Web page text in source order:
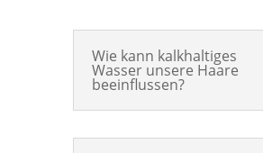
Wie kann kalkhaltiges
Wasser unsere Haare
beeinflussen?